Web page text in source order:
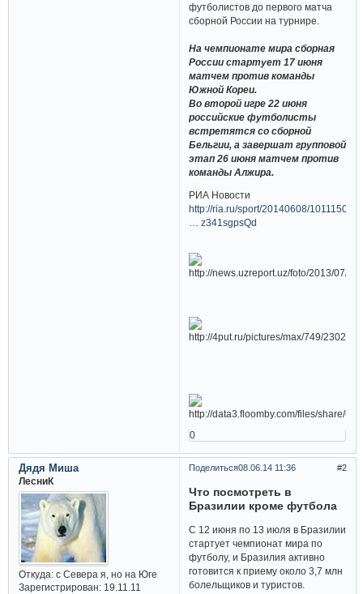
футболистов до первого матча
сборной России на турнире.
На чемпионате мира сборная
России стартует 17 июня
матчем против команды
Южной Кореи.
Во второй игре 22 июня
российские футболисты
встретятся со сборной
Бельгии, а завершат групповой
этап 26 июня матчем против
команды Алжира.
РИА Новости
http://ria.ru/sport/20140608/
… z341sgpsQd
0
Поделиться 2
08.06.14 11:36
Дядя Миша
ЛесниК
Откуда:с Севера я, но на Юге
Зарегистрирован: 19.11.11
Что посмотреть в
Бразилии кроме футбола
С 12 июня по 13 июля в Бразилии
стартует чемпионат мира по
футболу, и Бразилия активно
готовится к приему около 3,7 млн
болельщиков и туристов.